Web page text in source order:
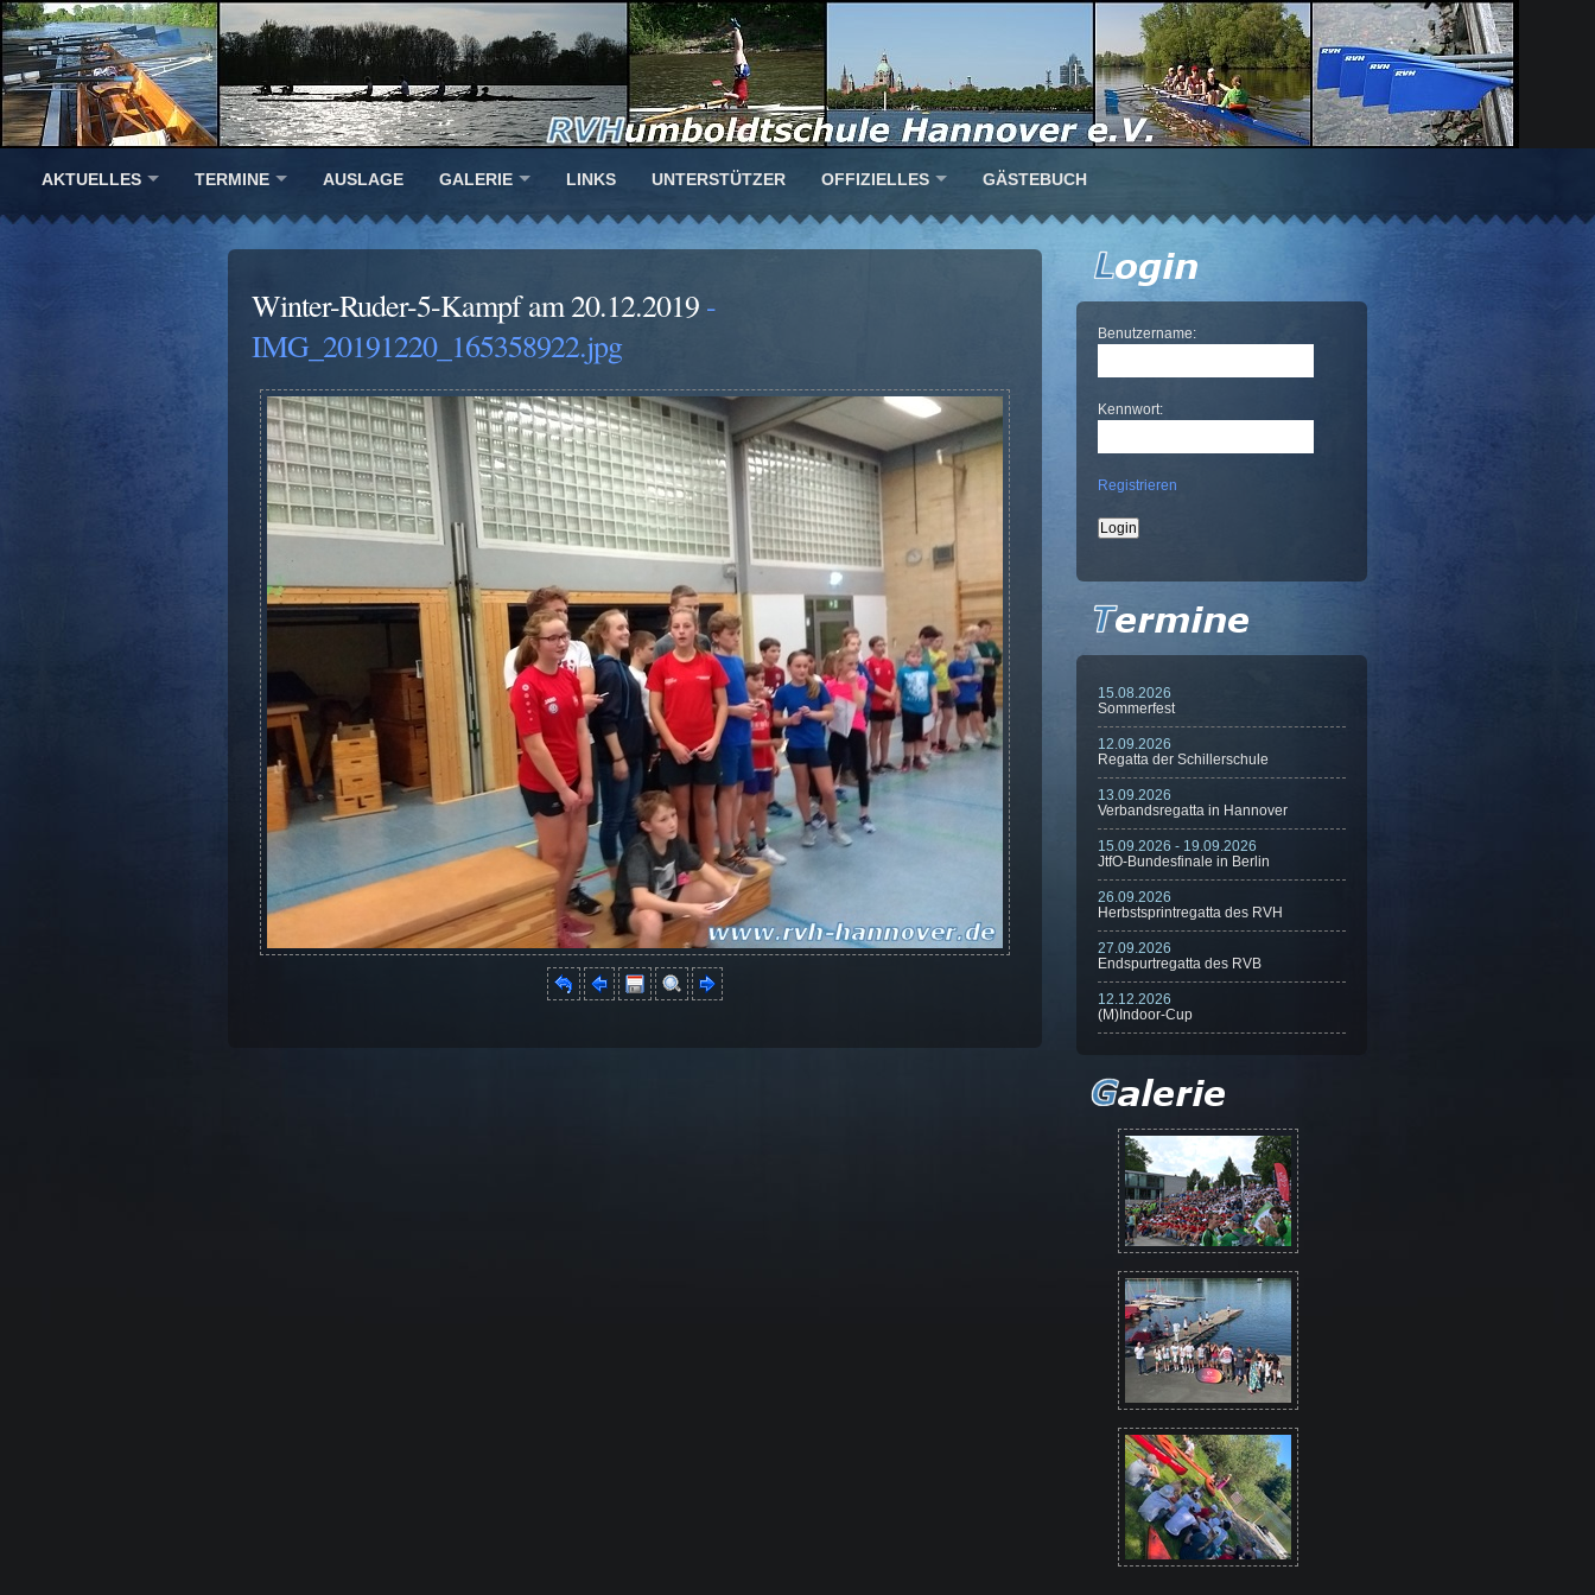
AKTUELLES TERMINE AUSLAGE GALERIE LINKS UNTERSTÜTZER OFFIZIELLES GÄSTEBUCH
Winter-Ruder-5-Kampf am 20.12.2019 -
IMG_20191220_165358922.jpg
Benutzername:
Kennwort:
Registrieren
15.08.2026
Sommerfest
12.09.2026
Regatta der Schillerschule
13.09.2026
Verbandsregatta in Hannover
15.09.2026 - 19.09.2026
JtfO-Bundesfinale in Berlin
26.09.2026
Herbstsprintregatta des RVH
27.09.2026
Endspurtregatta des RVB
12.12.2026
(M)Indoor-Cup